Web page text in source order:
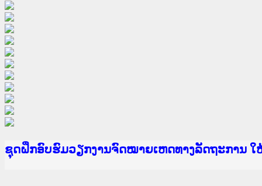
Ministry of Justice Lao PDR
ເຜີຍແຜ່ວັບໄຊຈົດໝາຍເຫດທາງລັດຖະການ ແລະ ແອັ
ກະຊວງຍຸຕິທຳ
ຊຸດຝຶກອົບຮົມວຽກງານຈົດໝາຍເຫດທາງລັດຖະການ
ກອງປະຊຸມທົບທວນຄືນການຈັດຕັ້ງປະຕິບັດວຽກງານຈົ
ຝຶກອົບຮົມ ຜູ່ປະສານງານວຽກງານຈົດໝາຍເຫດທາງລັ
ຝຶກອົບຮົມ ຜູ່ປະສານງານວຽກງານຈົດໝາຍເຫດທາງລັ
ເຜີຍແຜ່ແອັບກົດໝາຍລາວ ແລະ ເວັບໄຊຈົດໝາຍເຫດ
ເຜີຍແຜ່ແອັບກົດໝາຍລາວ ແລະ ເວັບໄຊຈົດໝາຍເຫດ
ຍົກລະດັບວຽກງານຈົດໝາຍເຫດທາງລັດຖະການໃຫ້ຜູ້
ຊຸດຝຶກອົບຮົມວຽກງານຈົດໝາຍເຫດທາງລັດຖະການ ໃ